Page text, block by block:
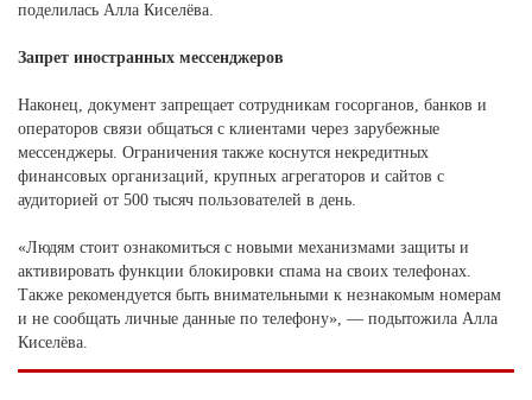
поделилась Алла Киселёва.
Запрет иностранных мессенджеров
Наконец, документ запрещает сотрудникам госорганов, банков и
операторов связи общаться с клиентами через зарубежные
мессенджеры. Ограничения также коснутся некредитных
финансовых организаций, крупных агрегаторов и сайтов с
аудиторией от 500 тысяч пользователей в день.
«Людям стоит ознакомиться с новыми механизмами защиты и
активировать функции блокировки спама на своих телефонах.
Также рекомендуется быть внимательными к незнакомым номерам
и не сообщать личные данные по телефону», — подытожила Алла
Киселёва.